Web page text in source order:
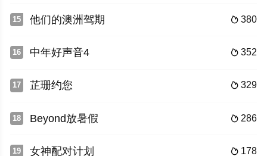
15  380
他们的澳洲驾期
16  352
中年好声音4
17  329
芷珊约您
18  286
Beyond放暑假
19  178
女神配对计划